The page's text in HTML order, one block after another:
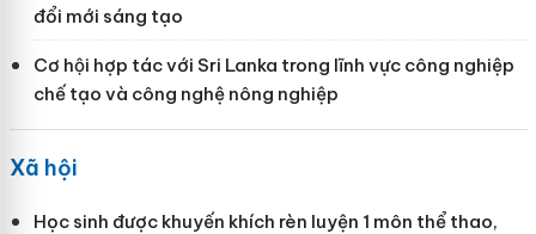
đổi mới sáng tạo
Cơ hội hợp tác với Sri Lanka trong lĩnh vực công nghiệp
chế tạo và công nghệ nông nghiệp
Xã hội
Học sinh được khuyến khích rèn luyện 1 môn thể thao,